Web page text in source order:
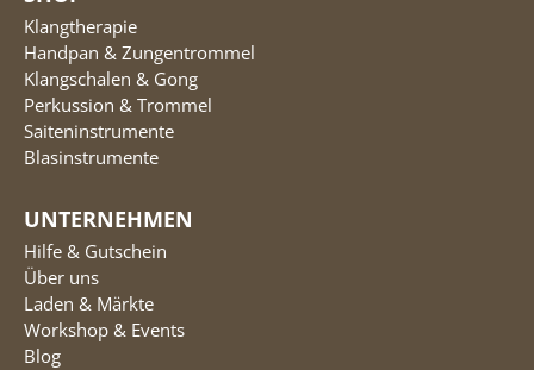
Klangtherapie
Handpan & Zungentrommel
Klangschalen & Gong
Perkussion & Trommel
Saiteninstrumente
Blasinstrumente
UNTERNEHMEN
Hilfe & Gutschein
Über uns
Laden & Märkte
Workshop & Events
Blog